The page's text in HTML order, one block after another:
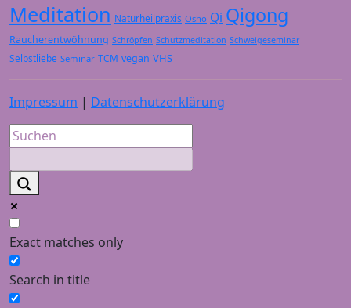
Meditation Naturheilpraxis Osho Qi Qigong
Raucherentwöhnung Schröpfen Schutzmeditation Schweigeseminar
Selbstliebe Seminar TCM vegan VHS
Impressum | Datenschutzerklärung
Exact matches only
Search in title